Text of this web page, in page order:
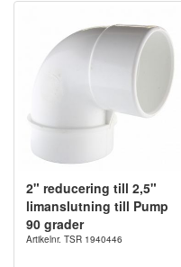
2" reducering till 2,5"
limanslutning till Pump
90 grader
Artikelnr. TSR 1940446